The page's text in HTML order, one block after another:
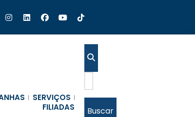
SERVIÇOS
FILIADAS
Buscar